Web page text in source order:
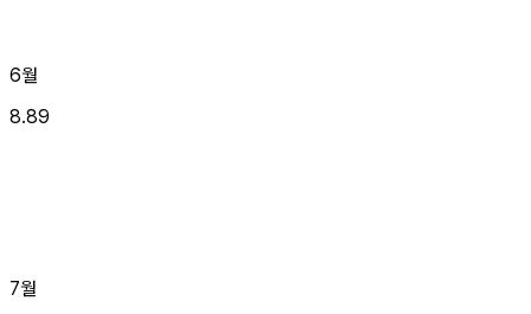
6월
8.89
7월